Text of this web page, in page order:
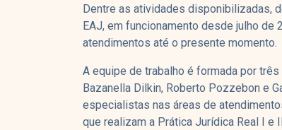
Dentre as atividades disponibilizadas,
EAJ, em funcionamento desde julho de
atendimentos até o presente momento.
A equipe de trabalho é formada por
Bazanella Dilkin, Roberto Pozzebon e
especialistas nas áreas de
que realizam a Prática Jurídica Real I e